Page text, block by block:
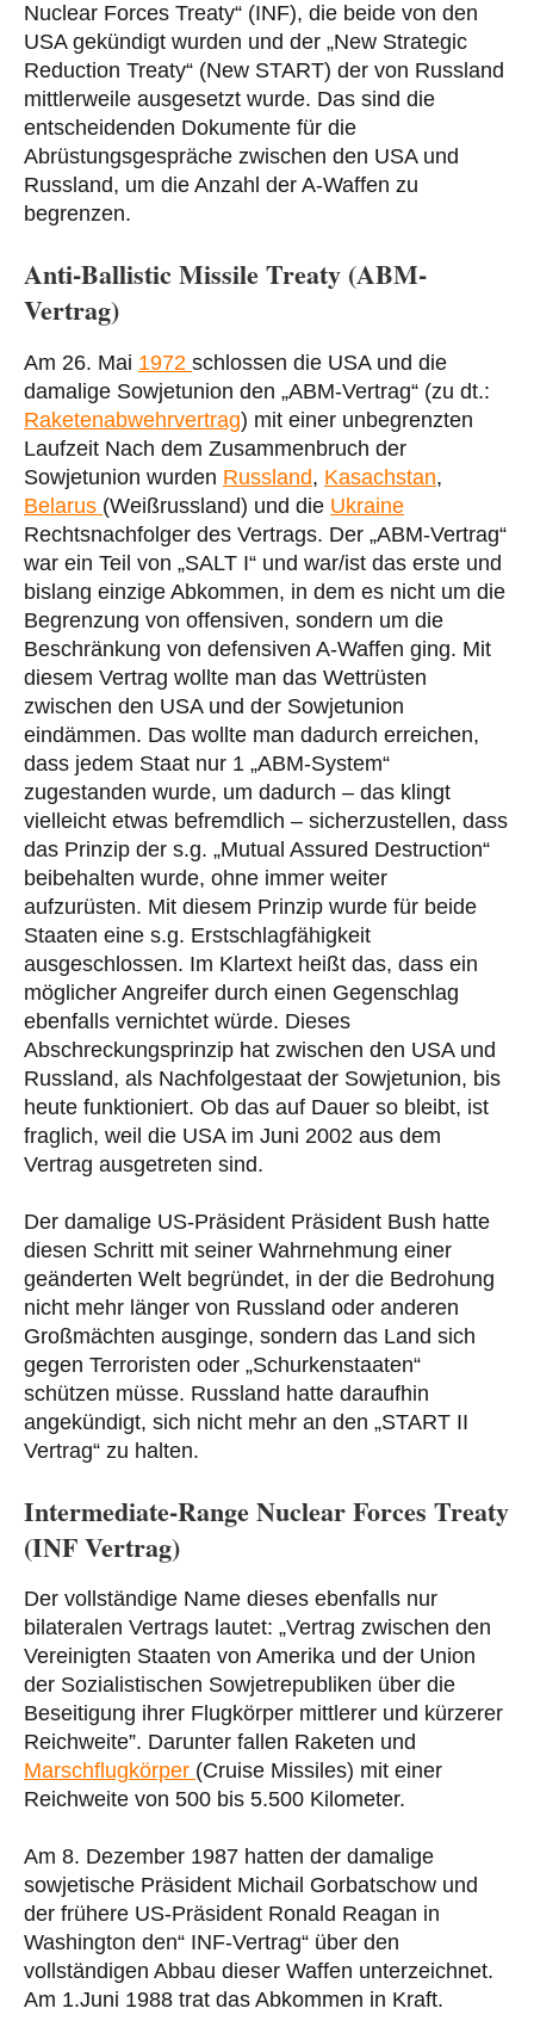
Nuclear Forces Treaty“ (INF), die beide von den
USA gekündigt wurden und der „New Strategic
Reduction Treaty“ (New START) der von Russland
mittlerweile ausgesetzt wurde. Das sind die
entscheidenden Dokumente für die
Abrüstungsgespräche zwischen den USA und
Russland, um die Anzahl der A-Waffen zu
begrenzen.
Anti-Ballistic Missile Treaty (ABM-
Vertrag)
Am 26. Mai 1972 schlossen die USA und die
damalige Sowjetunion den „ABM-Vertrag“ (zu dt.:
Raketenabwehrvertrag) mit einer unbegrenzten
Laufzeit Nach dem Zusammenbruch der
Sowjetunion wurden Russland, Kasachstan,
Belarus (Weißrussland) und die Ukraine
Rechtsnachfolger des Vertrags. Der „ABM-Vertrag“
war ein Teil von „SALT I“ und war/ist das erste und
bislang einzige Abkommen, in dem es nicht um die
Begrenzung von offensiven, sondern um die
Beschränkung von defensiven A-Waffen ging. Mit
diesem Vertrag wollte man das Wettrüsten
zwischen den USA und der Sowjetunion
eindämmen. Das wollte man dadurch erreichen,
dass jedem Staat nur 1 „ABM-System“
zugestanden wurde, um dadurch – das klingt
vielleicht etwas befremdlich – sicherzustellen, dass
das Prinzip der s.g. „Mutual Assured Destruction“
beibehalten wurde, ohne immer weiter
aufzurüsten. Mit diesem Prinzip wurde für beide
Staaten eine s.g. Erstschlagfähigkeit
ausgeschlossen. Im Klartext heißt das, dass ein
möglicher Angreifer durch einen Gegenschlag
ebenfalls vernichtet würde. Dieses
Abschreckungsprinzip hat zwischen den USA und
Russland, als Nachfolgestaat der Sowjetunion, bis
heute funktioniert. Ob das auf Dauer so bleibt, ist
fraglich, weil die USA im Juni 2002 aus dem
Vertrag ausgetreten sind.
Der damalige US-Präsident Präsident Bush hatte
diesen Schritt mit seiner Wahrnehmung einer
geänderten Welt begründet, in der die Bedrohung
nicht mehr länger von Russland oder anderen
Großmächten ausginge, sondern das Land sich
gegen Terroristen oder „Schurkenstaaten“
schützen müsse. Russland hatte daraufhin
angekündigt, sich nicht mehr an den „START II
Vertrag“ zu halten.
Intermediate-Range Nuclear Forces Treaty
(INF Vertrag)
Der vollständige Name dieses ebenfalls nur
bilateralen Vertrags lautet: „Vertrag zwischen den
Vereinigten Staaten von Amerika und der Union
der Sozialistischen Sowjetrepubliken über die
Beseitigung ihrer Flugkörper mittlerer und kürzerer
Reichweite”. Darunter fallen Raketen und
Marschflugkörper (Cruise Missiles) mit einer
Reichweite von 500 bis 5.500 Kilometer.
Am 8. Dezember 1987 hatten der damalige
sowjetische Präsident Michail Gorbatschow und
der frühere US-Präsident Ronald Reagan in
Washington den“ INF-Vertrag“ über den
vollständigen Abbau dieser Waffen unterzeichnet.
Am 1.Juni 1988 trat das Abkommen in Kraft.